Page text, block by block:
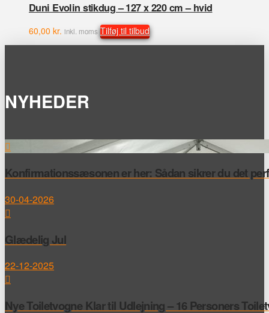
Duni Evolin stikdug – 127 x 220 cm – hvid
60,00 kr. inkl. moms Tilføj til tilbud
NYHEDER
Konfirmationssæsonen er her: Sådan sikrer du det
30-04-2026
Glædelig Jul
22-12-2025
Nye Toiletvogne Klar til Udlejning – 16 Personers